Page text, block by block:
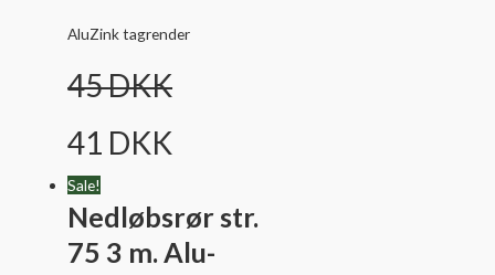
AluZink tagrender
45DKK
41 DKK
Sale!
Nedløbsrør str.
75 3 m. Alu-